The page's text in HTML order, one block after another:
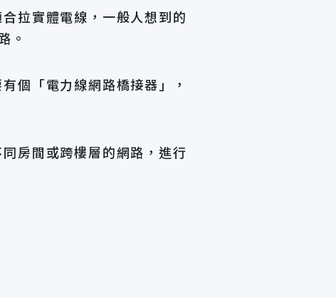
拉實體電線，一般人想到的
。
個「電力線網路橋接器」，
房間或跨樓層的網路，進行